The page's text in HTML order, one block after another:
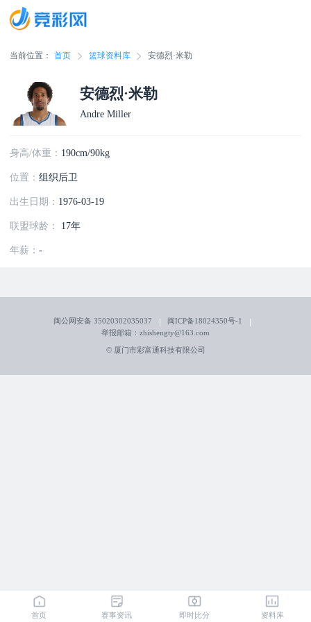
当前位置： 首页 篮球资料库 安德烈·米勒
安德烈·米勒
Andre Miller
身高/体重： 190cm/90kg
位置：组织后卫
出生日期： 1976-03-19
联盟球龄： 17年
年薪：-
闽公网安备 35020302035037
闽ICP备18024350号-1
举报邮箱：zhishengty@163.com
© 厦门市彩富通科技有限公司
首页 赛事资讯 即时比分 资料库